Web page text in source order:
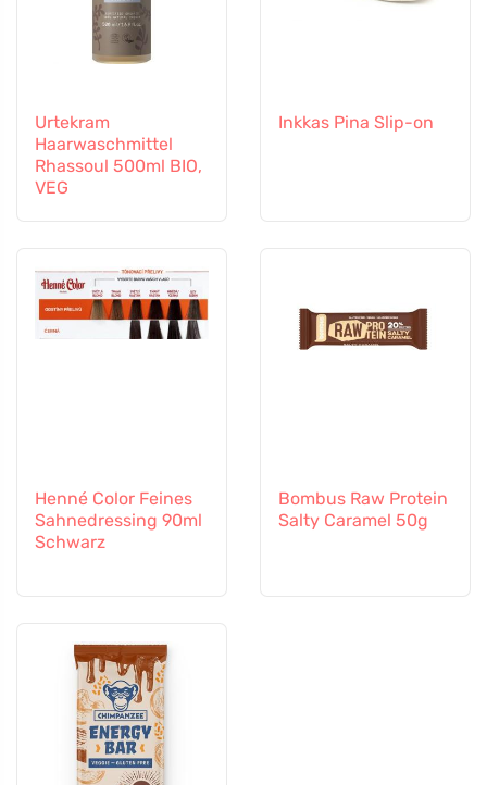
Urtekram
Haarwaschmittel
Rhassoul 500ml BIO,
VEG
Inkkas Pina Slip-on
Henné Color Feines
Sahnedressing 90ml
Schwarz
Bombus Raw Protein
Salty Caramel 50g